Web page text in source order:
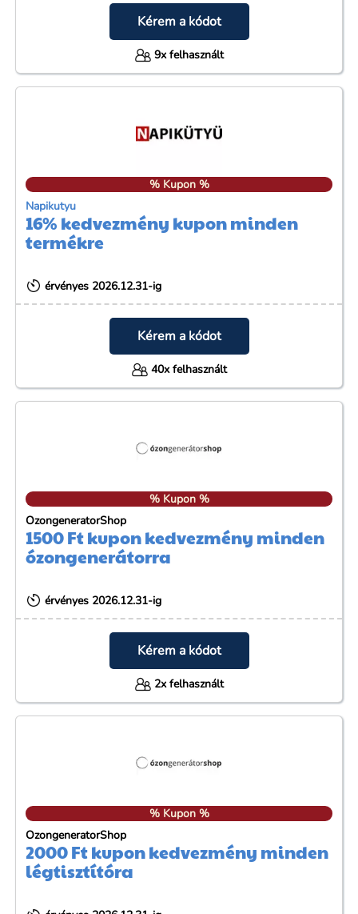
Kérem a kódot
9x felhasznált
% Kupon %
Napikutyu
16% kedvezmény kupon minden
termékre
érvényes 2026.12.31-ig
Kérem a kódot
40x felhasznált
% Kupon %
OzongeneratorShop
1500 Ft kupon kedvezmény minden
ózongenerátorra
érvényes 2026.12.31-ig
Kérem a kódot
2x felhasznált
% Kupon %
OzongeneratorShop
2000 Ft kupon kedvezmény minden
légtisztítóra